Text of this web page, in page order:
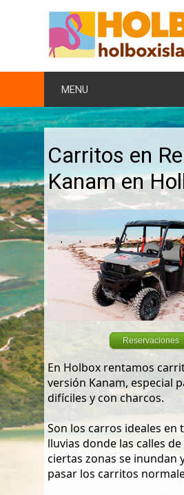
MENU
Carritos en
Kanam en
Reservaciones
En Holbox rentamos
versión Kanam, especial
difíciles y con charcos.
Son los carros ideales en
lluvias donde las calles
ciertas zonas se inundan
pasar los carritos